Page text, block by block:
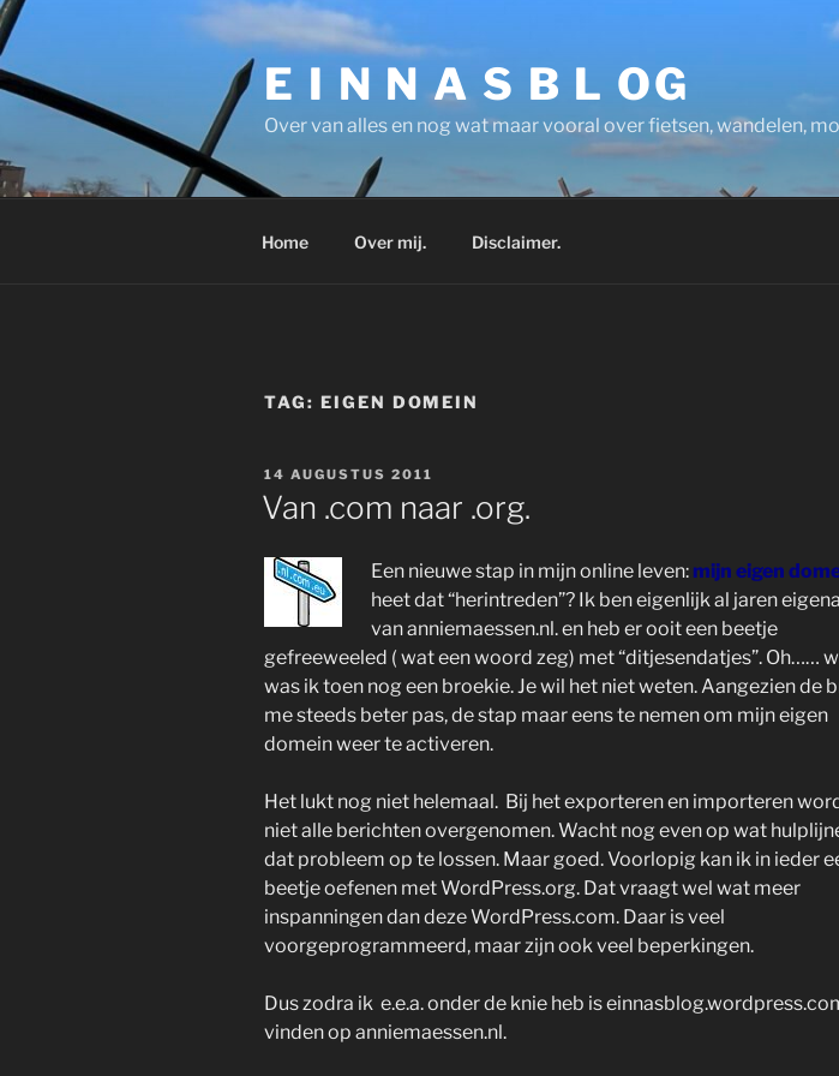
Ga
naar
de
inhoud
E I N N A S B L OG
Over van alles en nog wat maar vooral over fietsen, wandelen,
Home Over mij. Disclaimer.
TAG: EIGEN DOMEIN
GEPLAATST
OP
14 AUGUSTUS 2011
Van .com naar .org.
Een nieuwe stap in mijn online leven: mijn eigen
heet dat “herintreden”? Ik ben eigenlijk al jaren
van anniemaessen.nl. en heb er ooit een beetje
gefreeweeled ( wat een woord zeg) met “ditjesendatjes”. Oh……
was ik toen nog een broekie. Je wil het niet weten. Aangezien de
me steeds beter pas, de stap maar eens te nemen om mijn eigen
domein weer te activeren.
Het lukt nog niet helemaal. Bij het exporteren en importeren
niet alle berichten overgenomen. Wacht nog even op wat
dat probleem op te lossen. Maar goed. Voorlopig kan ik in ieder
beetje oefenen met WordPress.org. Dat vraagt wel wat meer
inspanningen dan deze WordPress.com. Daar is veel
voorgeprogrammeerd, maar zijn ook veel beperkingen.
Dus zodra ik e.e.a. onder de knie heb is
vinden op anniemaessen.nl.